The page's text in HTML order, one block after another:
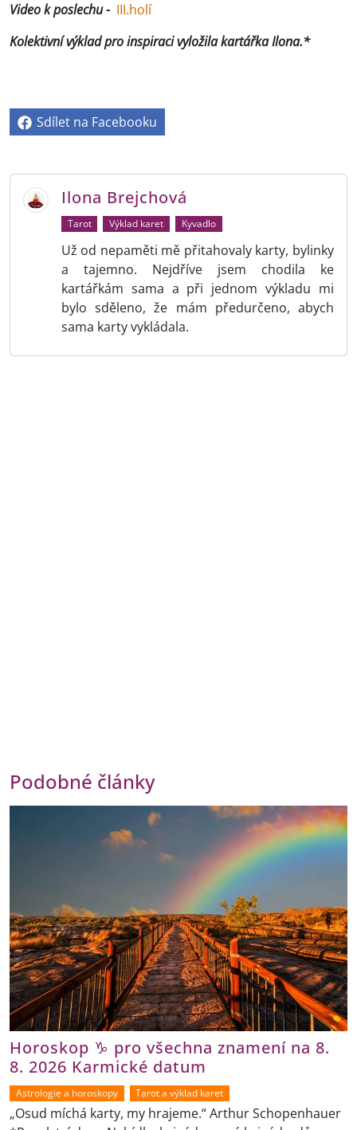
Video k poslechu - III.holí
Kolektivní výklad pro inspiraci vyložila kartářka Ilona.*
Sdílet na Facebooku
Ilona Brejchová
Tarot Výklad karet Kyvadlo
Už od nepaměti mě přitahovaly karty, bylinky
a tajemno. Nejdříve jsem chodila ke
kartářkám sama a při jednom výkladu mi
bylo sděleno, že mám předurčeno, abych
sama karty vykládala.
Podobné články
Horoskop ♑ pro všechna znamení na 8.
8. 2026 Karmické datum
Astrologie a horoskopy Tarot a výklad karet
„Osud míchá karty, my hrajeme.“ Arthur Schopenhauer